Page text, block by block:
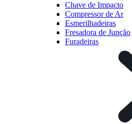
Chave de Impacto
Compressor de Ar
Esmerilhadeiras
Fresadora de Junção
Furadeiras